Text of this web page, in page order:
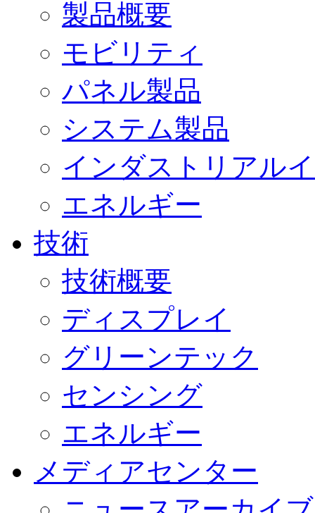
製品概要
モビリティ
パネル製品
システム製品
インダストリアル
エネルギー
技術
技術概要
ディスプレイ
グリーンテック
センシング
エネルギー
メディアセンター